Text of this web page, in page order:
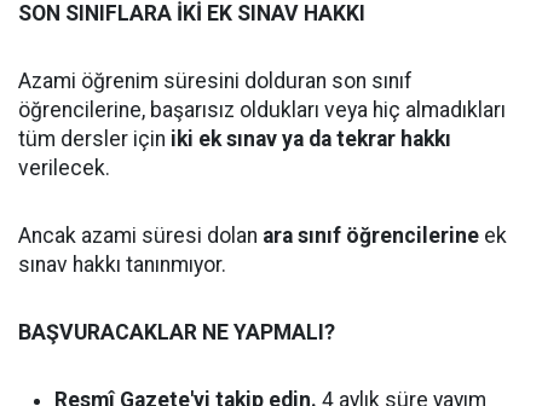
SON SINIFLARA İKİ EK SINAV HAKKI
Azami öğrenim süresini dolduran son sınıf
öğrencilerine, başarısız oldukları veya hiç almadıkları
tüm dersler için iki ek sınav ya da tekrar hakkı
verilecek.
Ancak azami süresi dolan ara sınıf öğrencilerine ek
sınav hakkı tanınmıyor.
BAŞVURACAKLAR NE YAPMALI?
Resmî Gazete'yi takip edin. 4 aylık süre yayım